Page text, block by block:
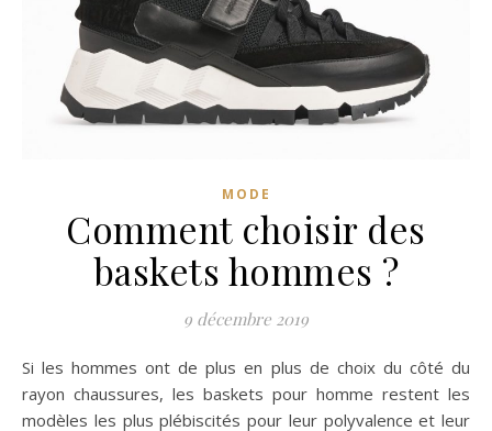
MODE
Comment choisir des
baskets hommes ?
9 décembre 2019
Si les hommes ont de plus en plus de choix du côté du
rayon chaussures, les baskets pour homme restent les
modèles les plus plébiscités pour leur polyvalence et leur